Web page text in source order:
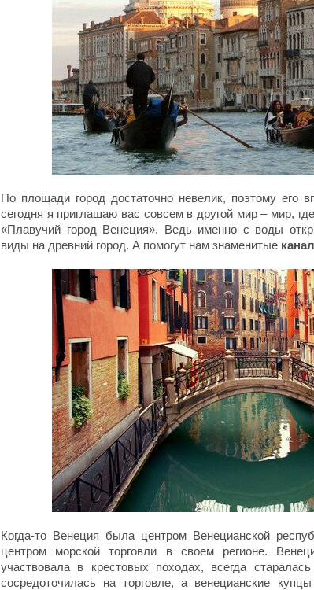
По площади город достаточно невелик, поэтому его
сегодня я приглашаю вас совсем в другой мир – мир,
«Плавучий город Венеция». Ведь именно с воды
виды на древний город. А помогут нам знаменитые
Когда-то Венеция была центром Венецианской
центром морской торговли в своем регионе.
участвовала в крестовых походах, всегда
сосредоточилась на торговле, а венецианские